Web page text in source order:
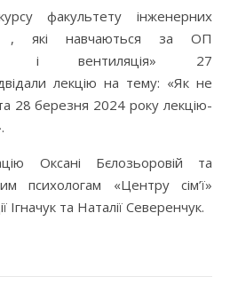
, які навчаються за ОП
і вентиляція» 27
лекцію на тему: «Як не
28 березня 2024 року лекцію-
Оксані Бєлозьоровій та
психологам «Центру сім’ї»
Ігначук та Наталії Северенчук.